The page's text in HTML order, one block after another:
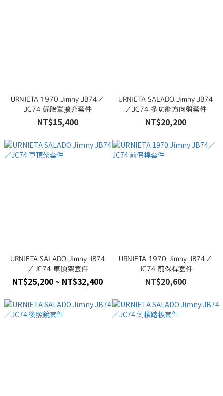
URNIETA 1970 Jimny JB74／
JC74 備胎罩擴充套件
NT$15,400
URNIETA SALADO Jimny JB74
／JC74 多功能方向盤套件
NT$20,200
URNIETA SALADO Jimny JB74
／JC74 車頂架套件
NT$25,200 ~ NT$32,400
URNIETA 1970 Jimny JB74／
JC74 前保桿套件
NT$20,600